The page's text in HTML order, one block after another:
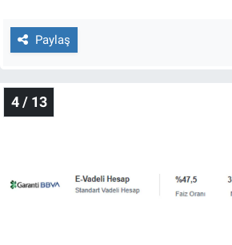
Paylaş
4 / 13
Canlı Yayın